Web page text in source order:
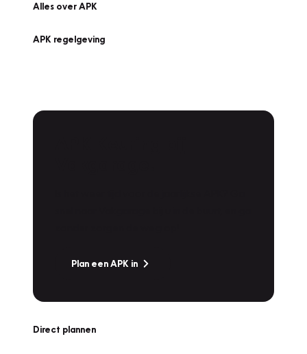
Alles over APK
APK regelgeving
Plan een APK in
Direct plannen